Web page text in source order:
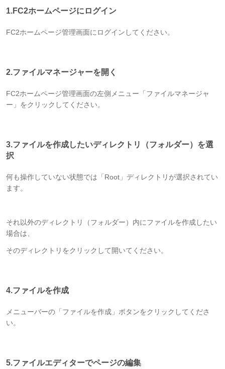
1.FC2ホームページにログイン
FC2ホームページ管理画面にログインしてください。
2.ファイルマネージャーを開く
FC2ホームページ管理画面の左側メニュー「ファイルマネージャ
ー」をクリックしてください。
3.ファイルを作成したいディレクトリ（フォルダー）を選
択
何も操作していない状態では「Root」ディレクトリが選択されてい
ます。
それ以外のディレクトリ（フォルダー）内にファイルを作成したい
場合は、
そのディレクトリをクリックして開いてください。
4.ファイルを作成
メニューバーの「ファイルを作成」ボタンをクリックしてくださ
い。
5.ファイルエディターでページの編集